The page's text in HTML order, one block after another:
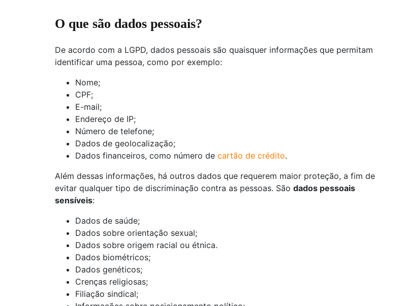
O que são dados pessoais?
De acordo com a LGPD, dados pessoais são quaisquer informações que permitam
identificar uma pessoa, como por exemplo:
Nome;
CPF;
E-mail;
Endereço de IP;
Número de telefone;
Dados de geolocalização;
Dados financeiros, como número de cartão de crédito.
Além dessas informações, há outros dados que requerem maior proteção, a fim de
evitar qualquer tipo de discriminação contra as pessoas. São dados pessoais
sensíveis:
Dados de saúde;
Dados sobre orientação sexual;
Dados sobre origem racial ou étnica.
Dados biométricos;
Dados genéticos;
Crenças religiosas;
Filiação sindical;